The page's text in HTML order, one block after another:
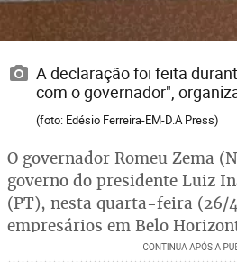
A declaração foi feita
com o governador",
(foto: Edésio Ferreira-EM-D.A Press)
O governador Romeu Zema
governo do presidente Luiz
(PT), nesta quarta-feira (26/
empresários em Belo